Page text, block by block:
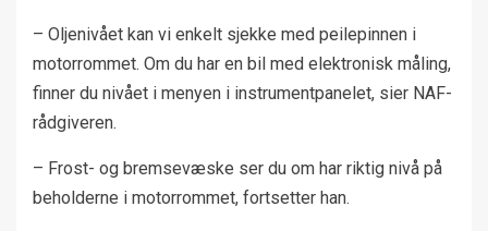
– Oljenivået kan vi enkelt sjekke med peilepinnen i
motorrommet. Om du har en bil med elektronisk måling,
finner du nivået i menyen i instrumentpanelet, sier NAF-
rådgiveren.
– Frost- og bremsevæske ser du om har riktig nivå på
beholderne i motorrommet, fortsetter han.